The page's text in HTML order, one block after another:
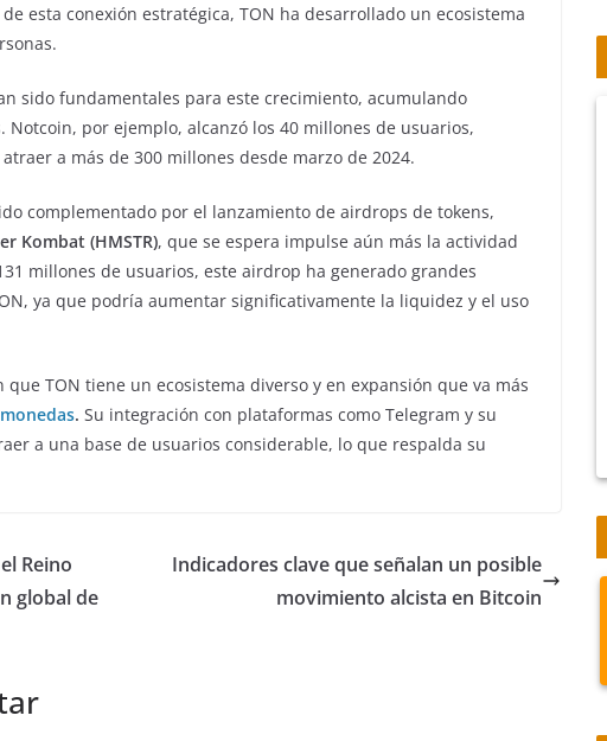
esta conexión estratégica, TON ha desarrollado un ecosistema
sido fundamentales para este crecimiento, acumulando
por ejemplo, alcanzó los 40 millones de usuarios,
a más de 300 millones desde marzo de 2024.
complementado por el lanzamiento de airdrops de tokens,
Kombat (HMSTR), que se espera impulse aún más la actividad
millones de usuarios, este airdrop ha generado grandes
ya que podría aumentar significativamente la liquidez y el uso
TON tiene un ecosistema diverso y en expansión que va más
. Su integración con plataformas como Telegram y su
a una base de usuarios considerable, lo que respalda su
Reino
global de
Indicadores clave que señalan un posible
movimiento alcista en Bitcoin